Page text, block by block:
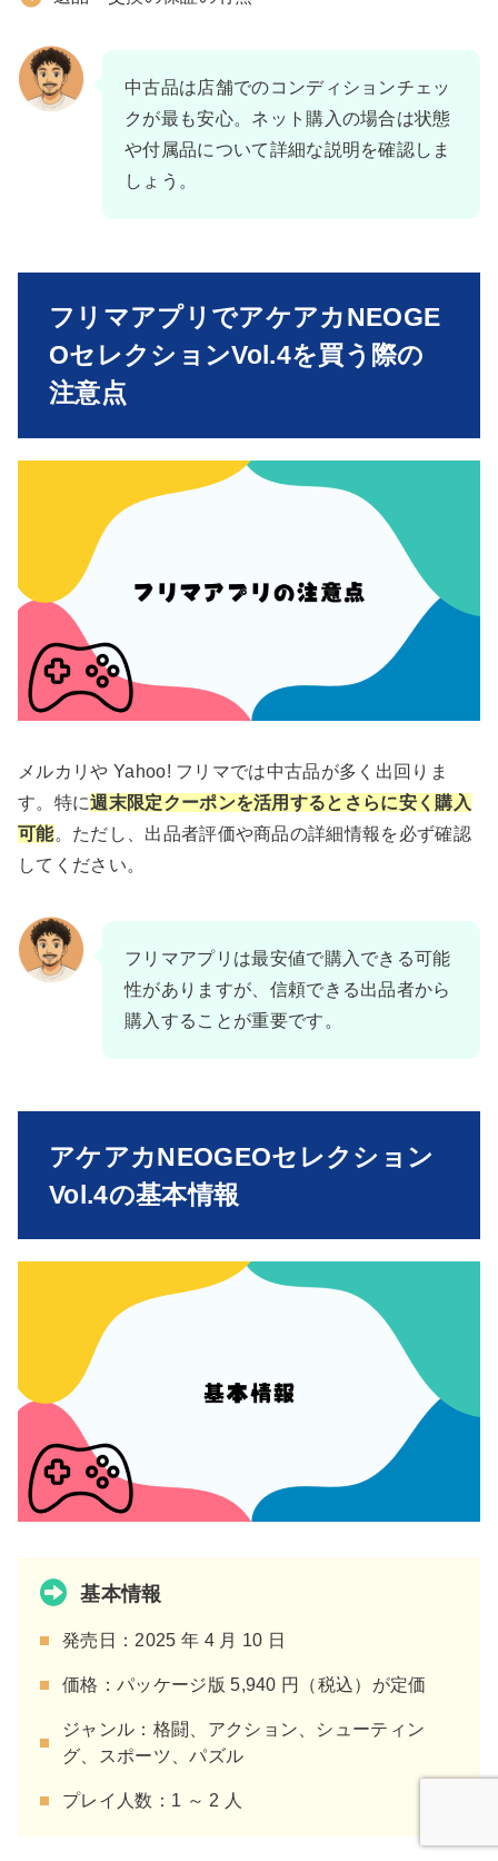
中古品は店舗でのコンディションチェッ
クが最も安心。ネット購入の場合は状態
や付属品について詳細な説明を確認しま
しょう。
フリマアプリでアケアカNEOGE
OセレクションVol.4を買う際の
注意点
メルカリや Yahoo! フリマでは中古品が多く出回りま
す。特に週末限定クーポンを活用するとさらに安く購入
可能。ただし、出品者評価や商品の詳細情報を必ず確認
してください。
フリマアプリは最安値で購入できる可能
性がありますが、信頼できる出品者から
購入することが重要です。
アケアカNEOGEOセレクション
Vol.4の基本情報
基本情報
発売日：2025 年 4 月 10 日
価格：パッケージ版 5,940 円（税込）が定価
ジャンル：格闘、アクション、シューティン
グ、スポーツ、パズル
プレイ人数：1 ～ 2 人